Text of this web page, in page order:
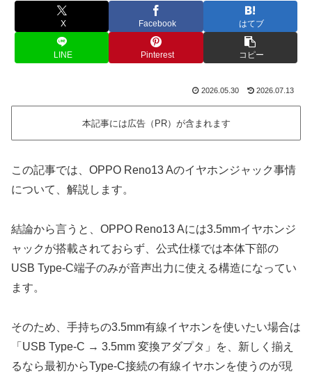
X Facebook はてブ
LINE Pinterest コピー
2026.05.30 2026.07.13
本記事には広告（PR）が含まれます
この記事では、OPPO Reno13 Aのイヤホンジャック事情
について、解説します。
結論から言うと、OPPO Reno13 Aには3.5mmイヤホンジ
ャックが搭載されておらず、公式仕様では本体下部の
USB Type-C端子のみが音声出力に使える構造になってい
ます。
そのため、手持ちの3.5mm有線イヤホンを使いたい場合は
「USB Type-C → 3.5mm 変換アダプタ」を、新しく揃え
るなら最初からType-C接続の有線イヤホンを使うのが現